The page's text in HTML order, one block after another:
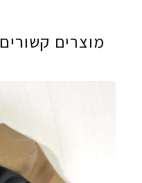
מוצרים קשורים